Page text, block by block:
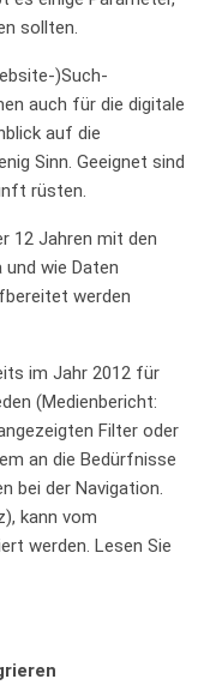
sollten.
)Such-
auch für die digitale
auf die
Sinn. Geeignet sind
rüsten.
12 Jahren mit den
wie Daten
werden
im Jahr 2012 für
(Medienbericht:
Filter oder
an die Bedürfnisse
bei der Navigation.
kann vom
werden. Lesen Sie